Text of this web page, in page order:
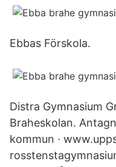
Ebbas Förskola.
Distra Gymnasium
Braheskolan.
kommun ·